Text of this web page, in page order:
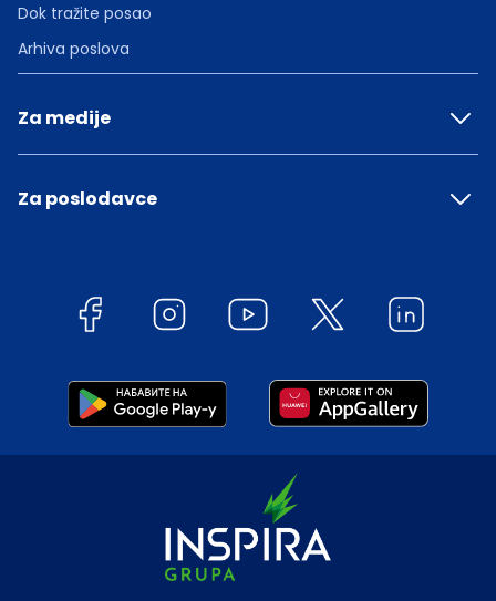
Dok tražite posao
Arhiva poslova
Za medije
Za poslodavce